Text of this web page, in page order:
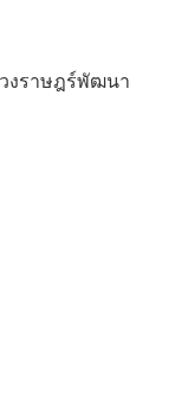
งราษฎร์พัฒนา